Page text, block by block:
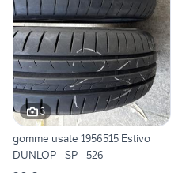
3
gomme usate 1956515 Estivo
DUNLOP - SP - 526